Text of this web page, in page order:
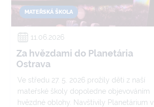
MATEŘSKÁ ŠKOLA
11.06.2026
Za hvězdami do Planetária
Ostrava
Ve středu 27. 5. 2026 prožily děti z naší
mateřské školy dopoledne objevováním
hvězdné oblohy. Navštívily Planetárium v